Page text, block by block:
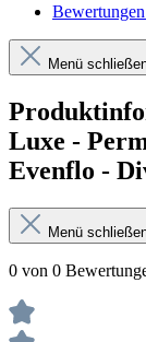
Bewertungen
Menü
Luxe -
Evenflo -
Menü
0 von 0